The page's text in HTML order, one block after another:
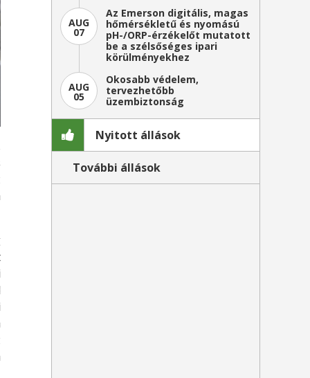
AUG
07
Az Emerson digitális, magas
hőmérsékletű és nyomású
pH-/ORP-érzékelőt mutatott
be a szélsőséges ipari
körülményekhez
AUG
05
Okosabb védelem,
tervezhetőbb
üzembiztonság
Nyitott állások
További állások